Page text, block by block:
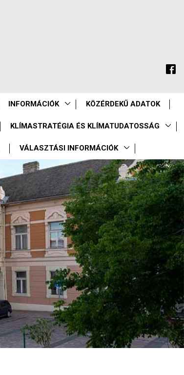
INFORMÁCIÓK KÖZÉRDEKŰ ADATOK
KLÍMASTRATÉGIA ÉS KLÍMATUDATOSSÁG
VÁLASZTÁSI INFORMÁCIÓK